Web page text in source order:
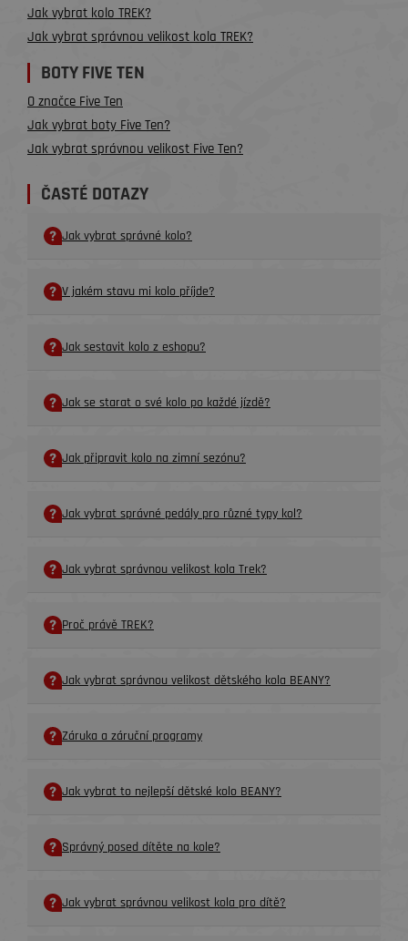
Jak vybrat kolo TREK?
Jak vybrat správnou velikost kola TREK?
BOTY FIVE TEN
O značce Five Ten
Jak vybrat boty Five Ten?
Jak vybrat správnou velikost Five Ten?
ČASTÉ DOTAZY
Jak vybrat správné kolo?
V jakém stavu mi kolo příjde?
Jak sestavit kolo z eshopu?
Jak se starat o své kolo po každé jízdě?
Jak připravit kolo na zimní sezónu?
Jak vybrat správné pedály pro různé typy kol?
Jak vybrat správnou velikost kola Trek?
Proč právě TREK?
Jak vybrat správnou velikost dětského kola BEANY?
Záruka a záruční programy
Jak vybrat to nejlepší dětské kolo BEANY?
Správný posed dítěte na kole?
Jak vybrat správnou velikost kola pro dítě?